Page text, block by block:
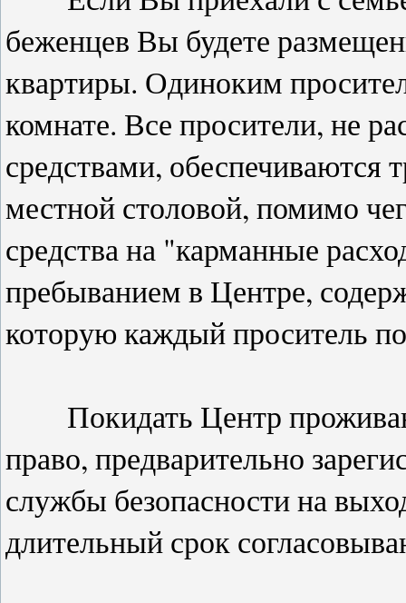
беженцев Вы будете
квартиры. Одиноким
комнате. Все просители, не
средствами,
местной столовой, помимо
средства на "карманные
пребыванием в Центре,
которую каждый проситель
Покидать Центр
право, предварительно
службы безопасности на
длительный срок